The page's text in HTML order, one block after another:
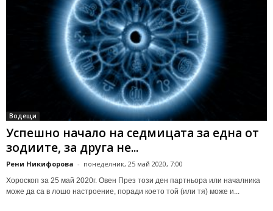
Водещи
Успешно начало на седмицата за една от
зодиите, за друга не...
Рени Никифорова - понеделник, 25 май 2020, 7:00
Хороскоп за 25 май 2020г. Овен През този ден партньора или началника
може да са в лошо настроение, поради което той (или тя) може и...